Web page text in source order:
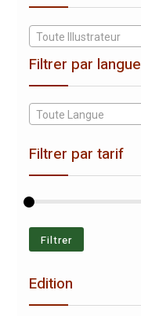
Toute Illustrateur
Filtrer par langue
Toute Langue
Filtrer par tarif
Filtrer
Edition